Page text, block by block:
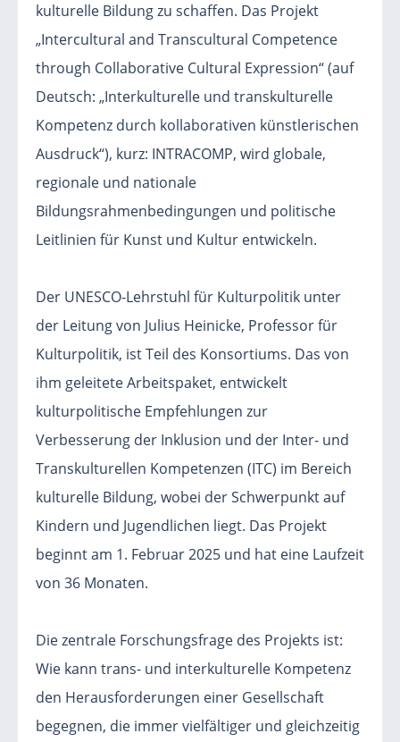
kulturelle Bildung zu schaffen. Das Projekt
„Intercultural and Transcultural Competence
through Collaborative Cultural Expression“ (auf
Deutsch: „Interkulturelle und transkulturelle
Kompetenz durch kollaborativen künstlerischen
Ausdruck“), kurz: INTRACOMP, wird globale,
regionale und nationale
Bildungsrahmenbedingungen und politische
Leitlinien für Kunst und Kultur entwickeln.
Der UNESCO-Lehrstuhl für Kulturpolitik unter
der Leitung von Julius Heinicke, Professor für
Kulturpolitik, ist Teil des Konsortiums. Das von
ihm geleitete Arbeitspaket, entwickelt
kulturpolitische Empfehlungen zur
Verbesserung der Inklusion und der Inter- und
Transkulturellen Kompetenzen (ITC) im Bereich
kulturelle Bildung, wobei der Schwerpunkt auf
Kindern und Jugendlichen liegt. Das Projekt
beginnt am 1. Februar 2025 und hat eine Laufzeit
von 36 Monaten.
Die zentrale Forschungsfrage des Projekts ist:
Wie kann trans- und interkulturelle Kompetenz
den Herausforderungen einer Gesellschaft
begegnen, die immer vielfältiger und gleichzeitig